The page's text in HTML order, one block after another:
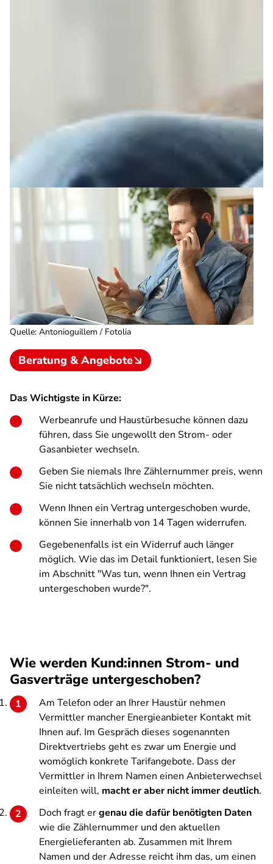
Quelle: Antonioguillem / Fotolia
Beratung & Angebote
Das Wichtigste in Kürze:
Werbeanrufe und Haustürbesuche können dazu
führen, dass Sie ungewollt den Strom- oder
Gasanbieter wechseln.
Geben Sie niemals Ihre Zählernummer preis, wenn
Sie nicht tatsächlich wechseln möchten.
Wenn Ihnen ein Vertrag untergeschoben wurde,
können Sie innerhalb von 14 Tagen widerrufen.
Gegebenenfalls ist ein Widerruf auch länger
möglich. Wie das im Detail funktioniert, lesen Sie
im Abschnitt "Was tun, wenn Ihnen ein Vertrag
untergeschoben wurde?".
Wie werden Kund:innen Strom- und
Gasverträge untergeschoben?
Am Telefon oder an Ihrer Haustür nehmen
Vermittler mancher Energieanbieter Kontakt mit
Ihnen auf. Im Gespräch dieses sogenannten
Direktvertriebs geht es zwar um Energie und
womöglich konkrete Tarifangebote. Dass der
Vermittler in Ihrem Namen einen Anbieterwechsel
einleiten will, macht er aber nicht immer deutlich.
Doch fragt ergenau die dafür benötigten Daten
wie die Zählernummer und den aktuellen
Energielieferanten ab. Zusammen mit Ihrem
Namen und der Adresse reicht ihm das, um einen